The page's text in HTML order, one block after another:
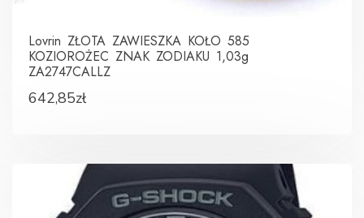
Lovrin ZŁOTA ZAWIESZKA KOŁO 585
KOZIOROŻEC ZNAK ZODIAKU 1,03g
ZA2747CALLZ
642,85zł